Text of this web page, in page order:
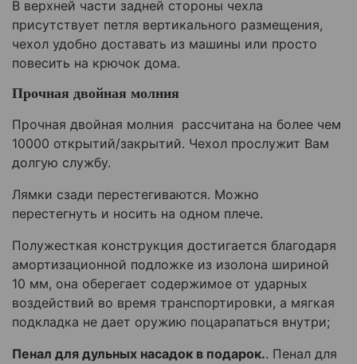
В верхней части задней стороны чехла
присутствует петля вертикального размещения,
чехол удобно доставать из машины или просто
повесить на крючок дома.
Прочная двойная молния
Прочная двойная молния рассчитана на более чем
10000 открытий/закрытий. Чехол прослужит Вам
долгую службу.
Лямки сзади перестегиваются. Можно
перестегнуть и носить на одном плече.
Полужесткая конструкция достигается благодаря
амортизационной подложке из изолона шириной
10 мм, она оберегает содержимое от ударных
воздействий во время транспортировки, а мягкая
подкладка не дает оружию поцарапаться внутри;
Пенал для дульных насадок в подарок.. Пенал для